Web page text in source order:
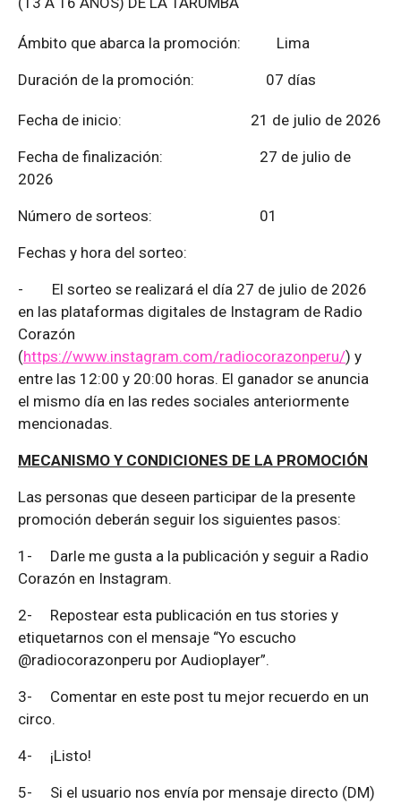
Ámbito que abarca la promoción: Lima
Duración de la promoción: 07 días
Fecha de inicio: 21 de julio de 2026
Fecha de finalización:
27 de julio de
2026
Número de sorteos: 01
Fechas y hora del sorteo:
- El sorteo se realizará el día 27 de julio de 2026
en las plataformas digitales de Instagram de Radio
Corazón
(https://www.instagram.com/radiocorazonperu/) y
entre las 12:00 y 20:00 horas. El ganador se anuncia
el mismo día en las redes sociales anteriormente
mencionadas.
MECANISMO Y CONDICIONES DE LA PROMOCIÓN
Las personas que deseen participar de la presente
promoción deberán seguir los siguientes pasos:
1- Darle me gusta a la publicación y seguir a Radio
Corazón en Instagram.
2- Repostear esta publicación en tus stories y
etiquetarnos con el mensaje “Yo escucho
@radiocorazonperu por Audioplayer”.
3- Comentar en este post tu mejor recuerdo en un
circo.
4- ¡Listo!
5- Si el usuario nos envía por mensaje directo (DM)